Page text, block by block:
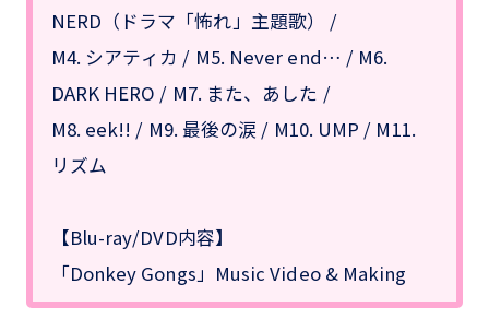
NERD（ドラマ「怖れ」主題歌） /
M4. シアティカ / M5. Never end… / M6.
DARK HERO / M7. また、あした /
M8. eek!! / M9. 最後の涙 / M10. UMP / M11.
リズム
【Blu-ray/DVD内容】
「Donkey Gongs」Music Video & Making